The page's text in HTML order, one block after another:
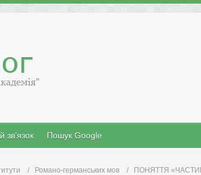
зв’язок Пошук Google
Романо-германських мов ПОНЯТТЯ